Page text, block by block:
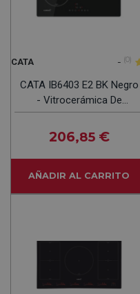
CATA - (0)
CATA IB6403 E2 BK Negro
- Vitrocerámica De
Inducción 60CM
206,85 €
AÑADIR AL CARRITO